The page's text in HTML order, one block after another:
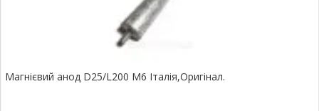
Магнієвий анод D25/L200 М6 Італія,Оригінал.